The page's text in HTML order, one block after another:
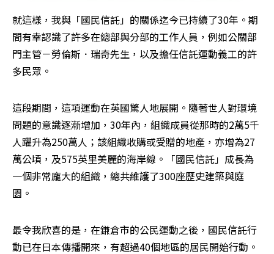
就這樣，我與「國民信託」的關係迄今已持續了30年。期
間有幸認識了許多在總部與分部的工作人員，例如公關部
門主管－勞倫斯．瑞奇先生，以及擔任信託運動義工的許
多民眾。
這段期間，這項運動在英國驚人地展開。隨著世人對環境
問題的意識逐漸增加，30年內，組織成員從那時的2萬5千
人躍升為250萬人；該組織收購或受贈的地產，亦增為27
萬公頃，及575英里美麗的海岸線。「國民信託」成長為
一個非常龐大的組織，總共維護了300座歷史建築與庭
園。
最令我欣喜的是，在鎌倉市的公民運動之後，國民信託行
動已在日本傳播開來，有超過40個地區的居民開始行動。